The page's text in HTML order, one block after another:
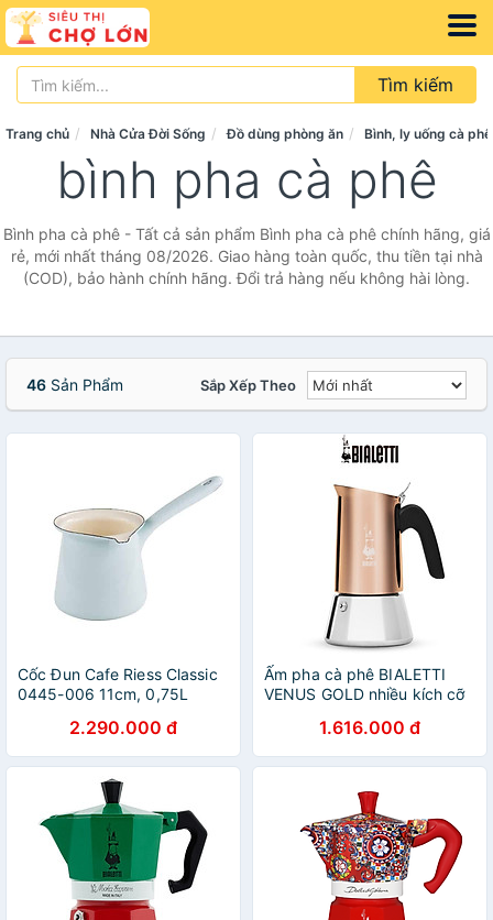
Tìm kiếm
Trang chủ Nhà Cửa Đời Sống Đồ dùng phòng ăn Bình, ly uống cà
bình pha cà phê
Bình pha cà phê - Tất cả sản phẩm Bình pha cà phê chính hãng, giá
rẻ, mới nhất tháng 08/2026. Giao hàng toàn quốc, thu tiền tại nhà
(COD), bảo hành chính hãng. Đổi trả hàng nếu không hài lòng.
46 Sản Phẩm Sắp Xếp Theo
Cốc Đun Cafe Riess Classic
0445-006 11cm, 0,75L
2.290.000 đ
Ấm pha cà phê BIALETTI
VENUS GOLD nhiều kích cỡ
1.616.000 đ